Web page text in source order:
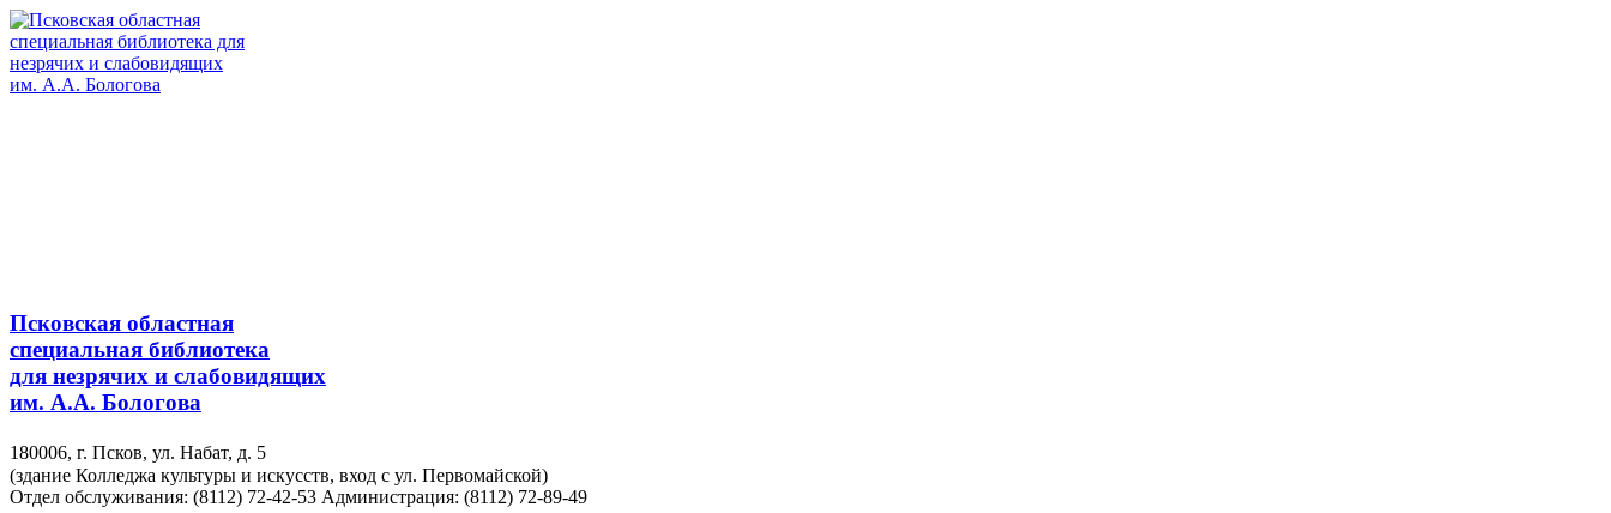
Псковская областная
специальная библиотека
для незрячих и слабовидящих
им. А.А. Бологова
180006, г. Псков, ул. Набат, д. 5
(здание Колледжа культуры и искусств, вход с ул. Первомайской)
Отдел обслуживания: (8112) 72-42-53 Администрация: (8112) 72-89-49